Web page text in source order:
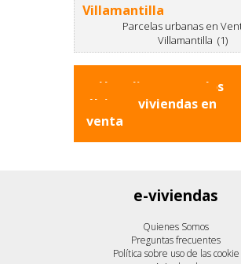
Villamantilla
Parcelas urbanas en
Villamantilla (1)
Haz clic para ver los
últimas viviendas en
venta
e-viviendas
Quienes Somos
Preguntas frecuentes
Política sobre uso de las cookie